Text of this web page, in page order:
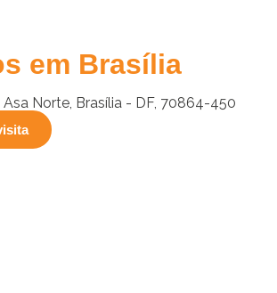
em Brasília
Norte, Brasília - DF, 70864-450